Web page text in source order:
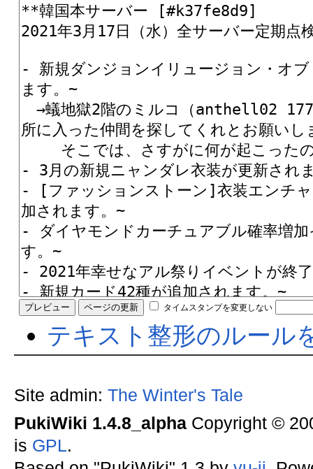
タイムスタンプを変更しない
テキスト整形のルール
Site admin: The Winter's Tale
PukiWiki 1.4.8_alphaCopyright ©
is GPL.